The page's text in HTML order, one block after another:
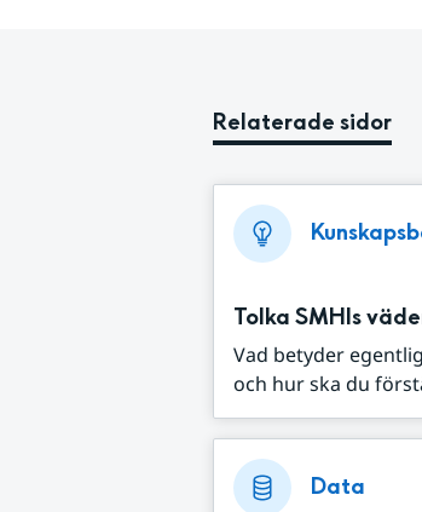
Relaterade sidor
Tolka SMHIs
Vad betyder
och hur ska du
Data